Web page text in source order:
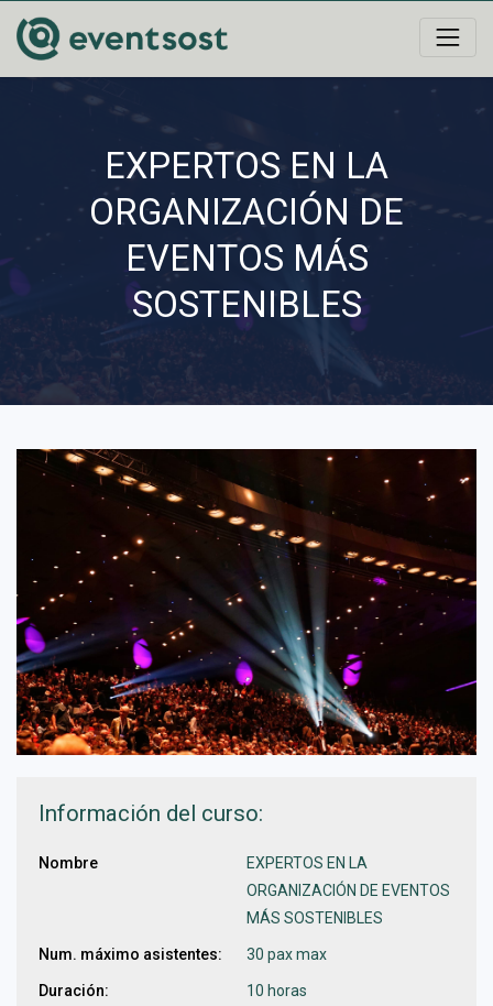
EXPERTOS EN LA
ORGANIZACIÓN DE
EVENTOS MÁS
SOSTENIBLES
Información del curso:
Nombre
EXPERTOS EN LA
ORGANIZACIÓN DE EVENTOS
MÁS SOSTENIBLES
Num. máximo asistentes: 30 pax max
Duración: 10 horas